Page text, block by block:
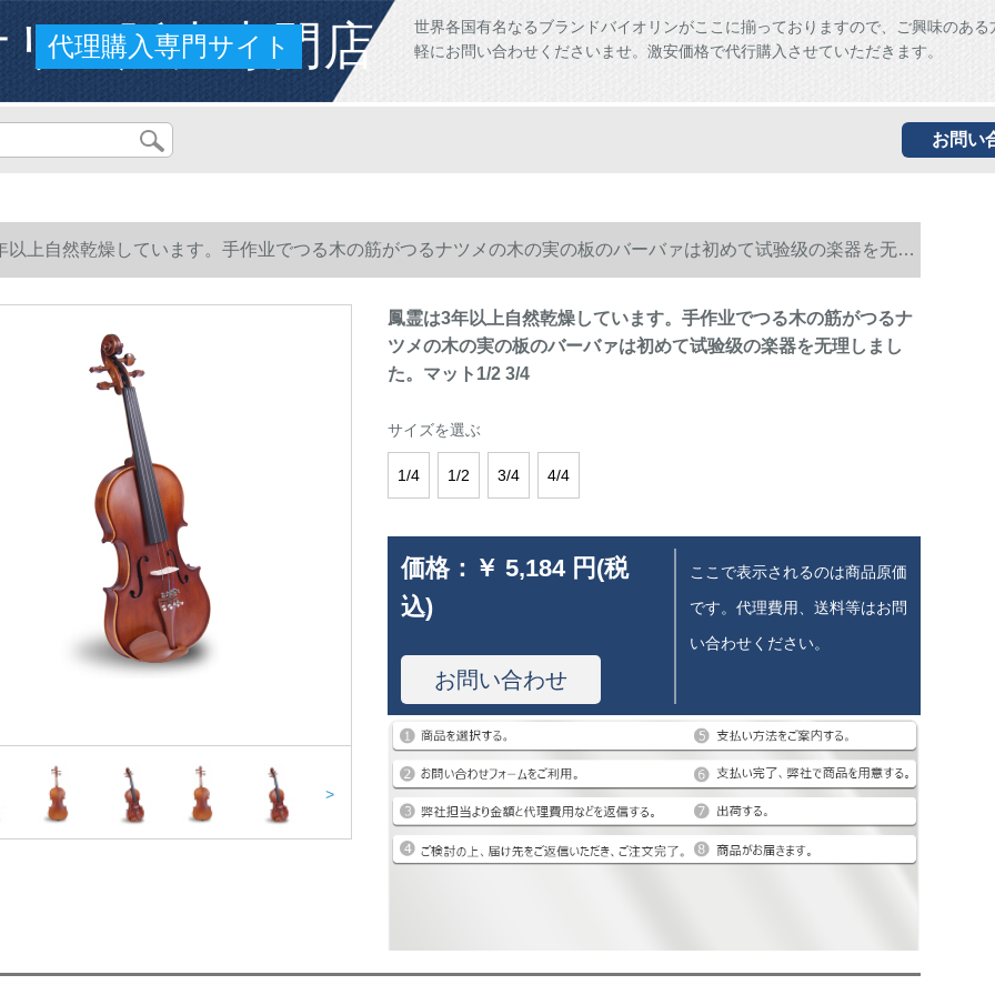
ン販売専門店
代理購入専門サイト
世界各国有名なるブランドバイオリンがここに揃っておりますので、ご興味のある
軽にお問い合わせくださいませ。激安価格で代行購入させていただきます。
お問い
以上自然乾燥しています。手作业でつる木の筋がつるナツメの木の実の板のバーバァは初めて试验级の楽器を无理
ット1/2 3/4
>
鳳霊は3年以上自然乾燥しています。手作业でつる木の筋がつるナ
ツメの木の実の板のバーバァは初めて试验级の楽器を无理しまし
た。マット1/2 3/4
サイズを選ぶ
1/4 1/2 3/4 4/4
価格： ￥ 5,184 円(税
込)
お問い合わせ
ここで表示されるのは商品原価
です。代理費用、送料等はお問
い合わせください。